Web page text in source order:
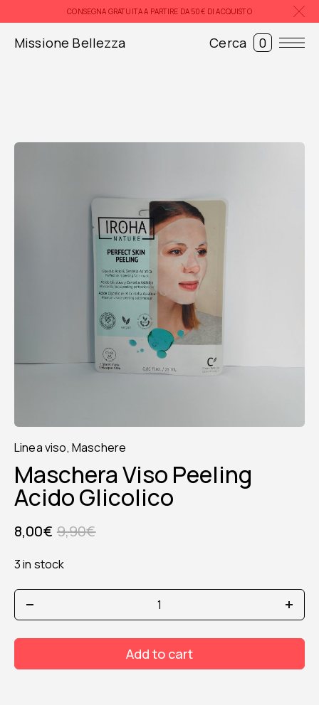
to
CONSEGNA GRATUITA A PARTIRE DA 50€ DI ACQUISTO
Missione Bellezza Cerca 0
Linea viso, Maschere
Maschera Viso Peeling
Acido Glicolico
9,90€
8,00€
3 in stock
maschera
viso
acido
quantity
Add to cart